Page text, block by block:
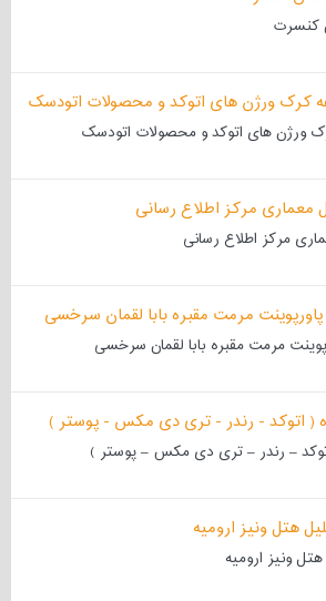
کنسرت
ورژن های اتوکد و محصولات اتودسک
مرکز اطلاع رسانی
مرمت مقبره بابا لقمان سرخسی
– رندر – تری دی مکس – پوستر )
ونیز ارومیه